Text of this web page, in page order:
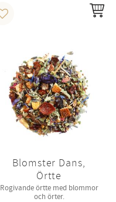
Lägg till i favoriter
Blomster Dans,
Örtte
Rogivande örtte med blommor
och örter.